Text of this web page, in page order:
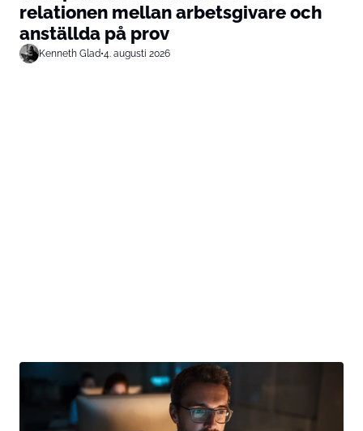
relationen mellan arbetsgivare och
anställda på prov
Kenneth Glad•4. augusti 2026